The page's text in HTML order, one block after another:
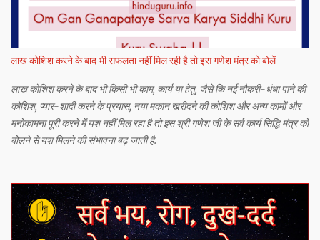
लाख कोशिश करने के बाद भी सफलता नहीं मिल रही है तो इस गणेश मंत्र को बोलें
लाख कोशिश करने के बाद भी किसी भी काम, कार्य या हेतु, जैसे कि नई नौकरी-धंधा पाने की
कोशिश, प्यार-शादी करने के प्रयास, नया मकान खरीदने की कोशिश और अन्य कामों और
मनोकामना पूरी करने में यश नहीं मिल रहा है तो इस श्री गणेश जी के सर्व कार्य सिद्धि मंत्र को
बोलने से यश मिलने की संभावना बढ़ जाती है.